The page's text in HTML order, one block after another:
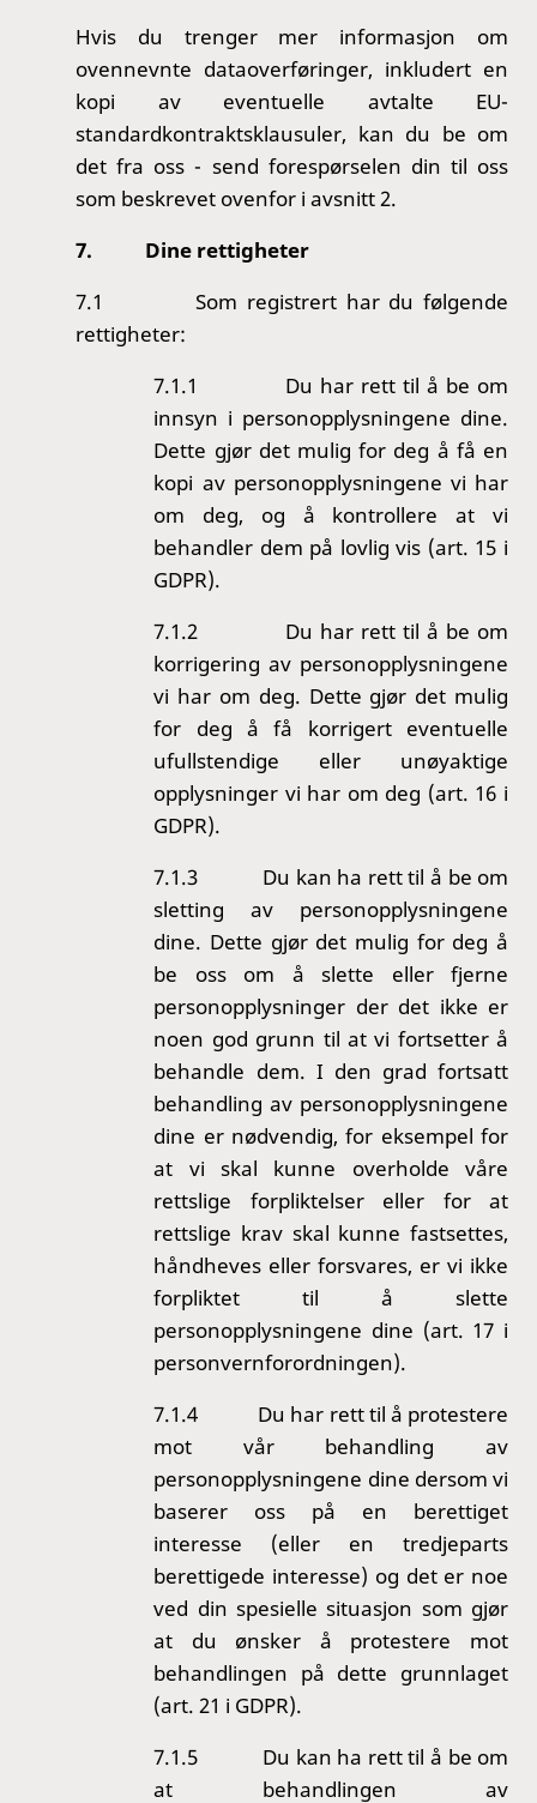
Hvis du trenger mer informasjon om
ovennevnte dataoverføringer, inkludert en
kopi av eventuelle avtalte EU-
standardkontraktsklausuler, kan du be om
det fra oss - send forespørselen din til oss
som beskrevet ovenfor i avsnitt 2.
7.
Dine rettigheter
7.1Som registrert har du følgende
rettigheter:
7.1.1 Du har rett til å be om
innsyn i personopplysningene dine.
Dette gjør det mulig for deg å få en
kopi av personopplysningene vi har
om deg, og å kontrollere at vi
behandler dem på lovlig vis (art. 15 i
GDPR).
7.1.2 Du har rett til å be om
korrigering av personopplysningene
vi har om deg. Dette gjør det mulig
for deg å få korrigert eventuelle
ufullstendige eller unøyaktige
opplysninger vi har om deg (art. 16 i
GDPR).
7.1.3 Du kan ha rett til å be om
sletting av personopplysningene
dine. Dette gjør det mulig for deg å
be oss om å slette eller fjerne
personopplysninger der det ikke er
noen god grunn til at vi fortsetter å
behandle dem. I den grad fortsatt
behandling av personopplysningene
dine er nødvendig, for eksempel for
at vi skal kunne overholde våre
rettslige forpliktelser eller for at
rettslige krav skal kunne fastsettes,
håndheves eller forsvares, er vi ikke
forpliktet til å slette
personopplysningene dine (art. 17 i
personvernforordningen).
7.1.4 Du har rett til å protestere
mot vår behandling av
personopplysningene dine dersom vi
baserer oss på en berettiget
interesse (eller en tredjeparts
berettigede interesse) og det er noe
ved din spesielle situasjon som gjør
at du ønsker å protestere mot
behandlingen på dette grunnlaget
(art. 21 i GDPR).
7.1.5 Du kan ha rett til å be om
at behandlingen av